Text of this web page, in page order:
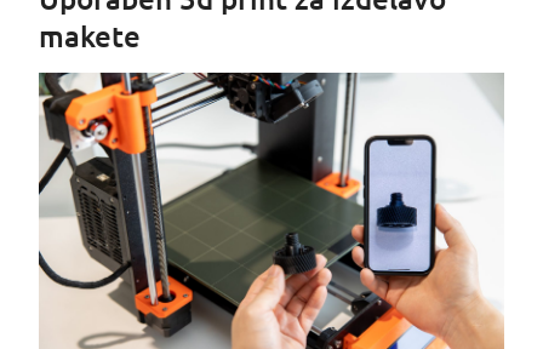
makete